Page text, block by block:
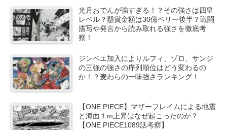
光月おでんが強すぎる！？その強さは四皇
レベル？懸賞金額は30億ベリー後半？戦闘
描写や発言から読み取れる強さを徹底考
察！
ジンベエ加入によりルフィ、ゾロ、サンジ
の三強の強さの序列順位はどう変わるの
か！？麦わらの一味強さランキング！
【ONE PIECE】マザーフレイムによる地震
と海面１m上昇はなぜ起こったのか？
【ONE PIECE1089話考察】